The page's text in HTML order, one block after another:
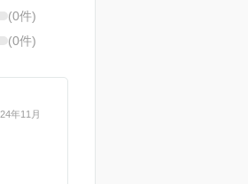
(0件)
(0件)
年11月